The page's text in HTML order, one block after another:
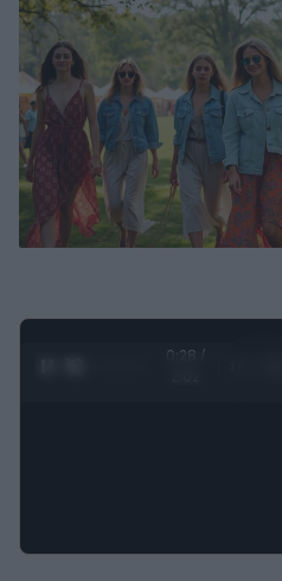
0:29 /